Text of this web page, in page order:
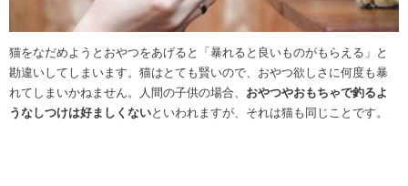
猫をなだめようとおやつをあげると「暴れると良いものがもらえる」と
勘違いしてしまいます。猫はとても賢いので、おやつ欲しさに何度も暴
れてしまいかねません。人間の子供の場合、 おやつやおもちゃで釣るよ
うなしつけは好ましくないといわれますが、それは猫も同じことです。